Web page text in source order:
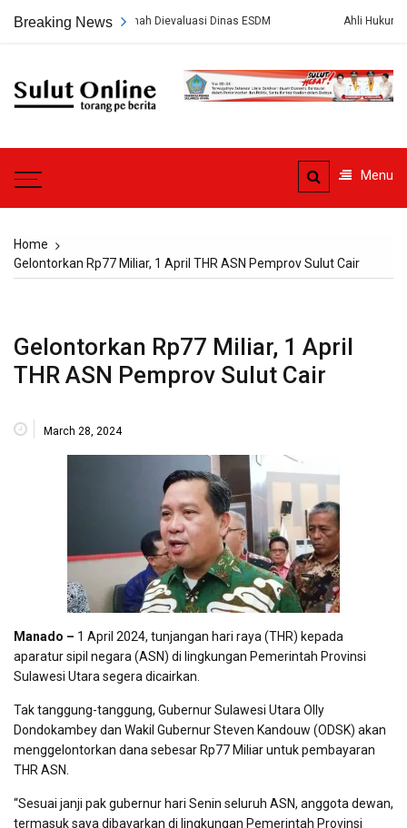
Breaking News
HWR Tak Pernah Dievaluasi Dinas ESDM Ahli Hukum Perdata:
Sulut
Menu
Home
Gelontorkan Rp77 Miliar, 1 April THR ASN Pemprov Sulut Cair
Gelontorkan Rp77 Miliar, 1 April
THR ASN Pemprov Sulut Cair
March 28, 2024
Manado – 1 April 2024, tunjangan hari raya (THR) kepada
aparatur sipil negara (ASN) di lingkungan Pemerintah Provinsi
Sulawesi Utara segera dicairkan.
Tak tanggung-tanggung, Gubernur Sulawesi Utara Olly
Dondokambey dan Wakil Gubernur Steven Kandouw (ODSK) akan
menggelontorkan dana sebesar Rp77 Miliar untuk pembayaran
THR ASN.
“Sesuai janji pak gubernur hari Senin seluruh ASN, anggota dewan,
termasuk saya dibayarkan di lingkungan Pemerintah Provinsi